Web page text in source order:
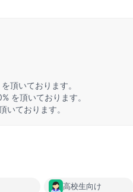
頂いております。
を頂いております。
ております。
高校生向け